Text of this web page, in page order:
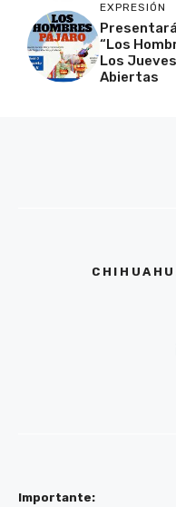
EXPRESIÓN
“Los
Los
Abiertas
Importante: